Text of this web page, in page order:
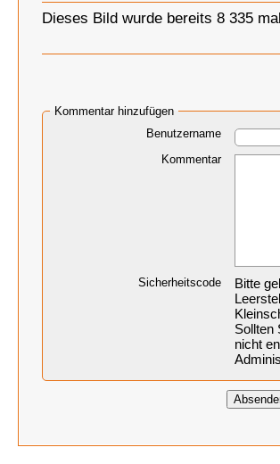
Dieses Bild wurde bereits 8 335
Kommentar hinzufügen
Benutzername
Kommentar
Sicherheitscode
Bitte
Sollten
nicht